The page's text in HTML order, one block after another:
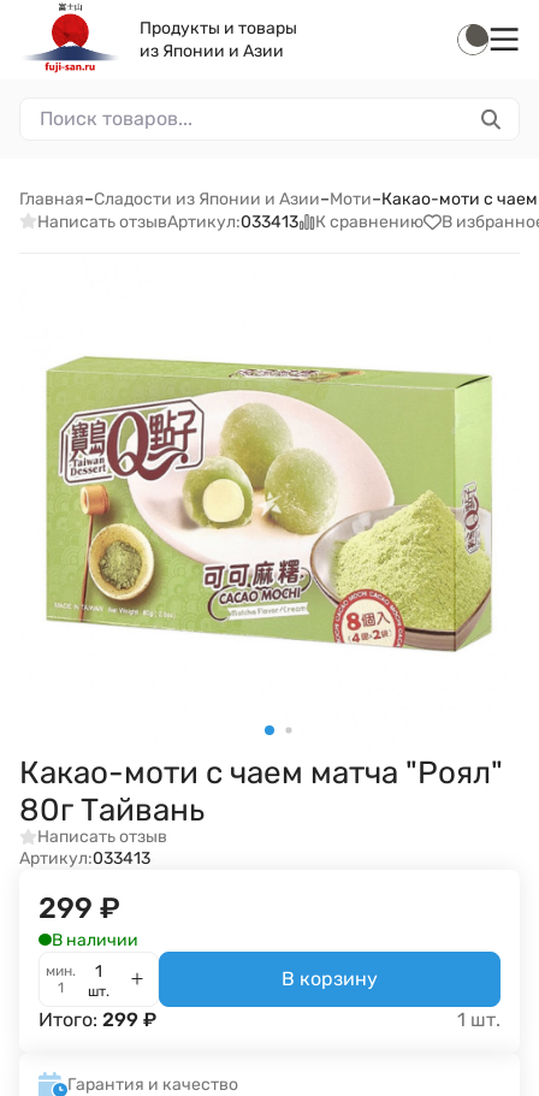
Продукты и товары
из Японии и Азии
Главная–Сладости из Японии и Азии–Моти–Какао-моти с
Написать отзывАртикул:033413 К сравнению В
Какао-моти с чаем матча "Роял"
80г Тайвань
Написать отзыв
Артикул:033413
299 ₽
В наличии
мин.
1
шт.
В корзину
Итого: 299 ₽ 1 шт.
Гарантия и качество